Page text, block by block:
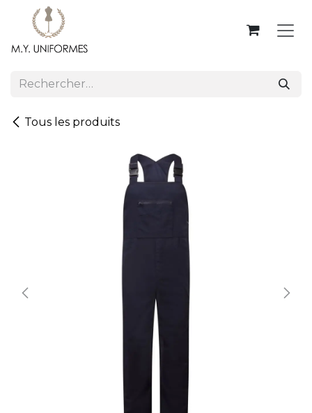
Se rendre au contenu
Tous les produits